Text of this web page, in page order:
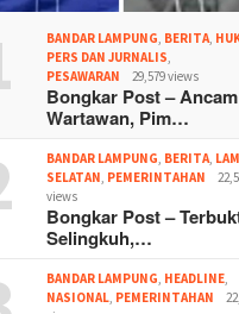
BANDAR LAMPUNG BERITA
PERS DAN JURNALIS
PESAWARAN
29,579 views
Bongkar Post – Ancam
Wartawan, Pim…
BANDAR LAMPUNG BERITA
SELATAN PEMERINTAHAN
views
Bongkar Post –
Selingkuh,…
BANDAR LAMPUNG HEADLINE
NASIONAL PEMERINTAHAN